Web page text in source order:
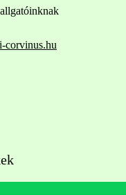
corvinus.hu